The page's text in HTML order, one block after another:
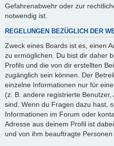
Gefahrenabwehr oder zur
notwendig ist.
REGELUNGEN BEZÜGLICH DER
Zweck eines Boards ist es, einen
zu ermöglichen. Du bist dir daher
Profils und die von dir erstellten
zugänglich sein können. Der
einzelne Informationen nur für
(z. B. andere registrierte
sind. Wenn du Fragen dazu hast,
Informationen im Forum oder
Adresse aus deinem Profil ist
und von ihm beauftragte